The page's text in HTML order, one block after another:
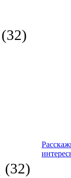
(32)
(32)